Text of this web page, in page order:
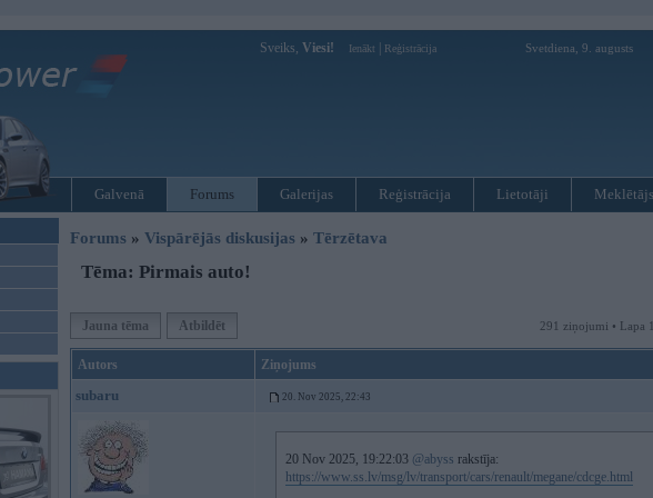
Sveiks, Viesi! Ienākt Reģistrācija Svetdiena, 9. augusts
Galvenā Forums Galerijas Reģistrācija Lietotāji Meklētājs
Forums » Vispārējās diskusijas » Tērzētava
Tēma: Pirmais auto!
Jauna tēma Atbildēt 291 ziņojumi • Lapa
Autors Ziņojums
subaru 20. Nov 2025, 22:43
20 Nov 2025, 19:22:03 @abyss rakstīja:
https://www.ss.lv/msg/lv/transport/cars/renault/megane/cdcge.html